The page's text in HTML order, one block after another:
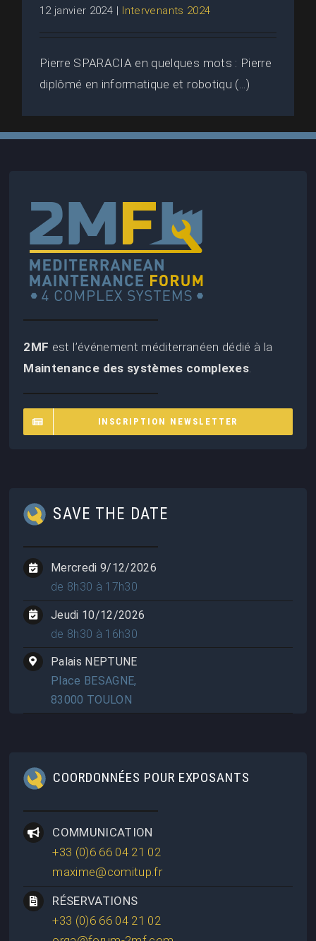
12 janvier 2024 Intervenants 2024
Pierre SPARACIA en quelques mots : Pierre
diplômé en informatique et robotiqu (...)
2MF est l’événement méditerranéen dédié à la
Maintenance des systèmes complexes.
INSCRIPTION NEWSLETTER
SAVE THE DATE
Mercredi 9/12/2026
de 8h30 à 17h30
Jeudi 10/12/2026
de 8h30 à 16h30
Palais NEPTUNE
Place BESAGNE,
83000 TOULON
COORDONNÉES POUR EXPOSANTS
COMMUNICATION
+33 (0)6 66 04 21 02
maxime@comitup.fr
RÉSERVATIONS
+33 (0)6 66 04 21 02